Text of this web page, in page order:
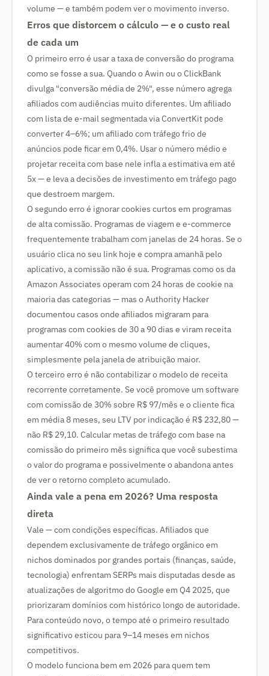
volume — e também podem ver o movimento inverso.
Erros que distorcem o cálculo — e o custo real
de cada um
O primeiro erro é usar a taxa de conversão do programa
como se fosse a sua. Quando o Awin ou o ClickBank
divulga "conversão média de 2%", esse número agrega
afiliados com audiências muito diferentes. Um afiliado
com lista de e-mail segmentada via ConvertKit pode
converter 4–6%; um afiliado com tráfego frio de
anúncios pode ficar em 0,4%. Usar o número médio e
projetar receita com base nele infla a estimativa em até
5x — e leva a decisões de investimento em tráfego pago
que destroem margem.
O segundo erro é ignorar cookies curtos em programas
de alta comissão. Programas de viagem e e-commerce
frequentemente trabalham com janelas de 24 horas. Se o
usuário clica no seu link hoje e compra amanhã pelo
aplicativo, a comissão não é sua. Programas como os da
Amazon Associates operam com 24 horas de cookie na
maioria das categorias — mas o Authority Hacker
documentou casos onde afiliados migraram para
programas com cookies de 30 a 90 dias e viram receita
aumentar 40% com o mesmo volume de cliques,
simplesmente pela janela de atribuição maior.
O terceiro erro é não contabilizar o modelo de receita
recorrente corretamente. Se você promove um software
com comissão de 30% sobre R$ 97/mês e o cliente fica
em média 8 meses, seu LTV por indicação é R$ 232,80 —
não R$ 29,10. Calcular metas de tráfego com base na
comissão do primeiro mês significa que você subestima
o valor do programa e possivelmente o abandona antes
de ver o retorno completo acumulado.
Ainda vale a pena em 2026? Uma resposta
direta
Vale — com condições específicas. Afiliados que
dependem exclusivamente de tráfego orgânico em
nichos dominados por grandes portais (finanças, saúde,
tecnologia) enfrentam SERPs mais disputadas desde as
atualizações de algoritmo do Google em Q4 2025, que
priorizaram domínios com histórico longo de autoridade.
Para conteúdo novo, o tempo até o primeiro resultado
significativo esticou para 9–14 meses em nichos
competitivos.
O modelo funciona bem em 2026 para quem tem